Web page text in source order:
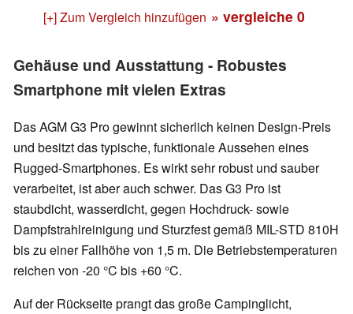
[+] Zum Vergleich hinzufügen » vergleiche 0
Gehäuse und Ausstattung - Robustes
Smartphone mit vielen Extras
Das AGM G3 Pro gewinnt sicherlich keinen Design-Preis
und besitzt das typische, funktionale Aussehen eines
Rugged-Smartphones. Es wirkt sehr robust und sauber
verarbeitet, ist aber auch schwer. Das G3 Pro ist
staubdicht, wasserdicht, gegen Hochdruck- sowie
Dampfstrahlreinigung und Sturzfest gemäß MIL-STD 810H
bis zu einer Fallhöhe von 1,5 m. Die Betriebstemperaturen
reichen von -20 °C bis +60 °C.
Auf der Rückseite prangt das große Campinglicht,